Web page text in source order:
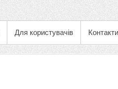
Для користувачів Контакти